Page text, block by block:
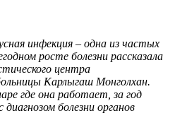
инфекция – одна из частых
росте болезни рассказала
центра
Карлыгаш Монголхан.
где она работает, за год
болезни органов